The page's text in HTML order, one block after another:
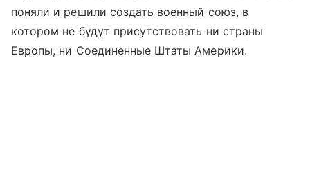
поняли и решили создать военный союз, в
котором не будут присутствовать ни страны
Европы, ни Соединенные Штаты Америки.